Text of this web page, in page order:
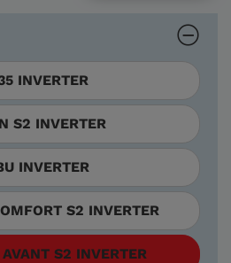
INVERTER
S2 INVERTER
INVERTER
S2 INVERTER
S2 INVERTER